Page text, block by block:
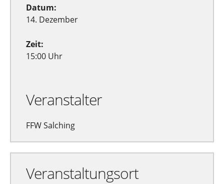
Datum:
14. Dezember
Zeit:
15:00 Uhr
Veranstalter
FFW Salching
Veranstaltungsort